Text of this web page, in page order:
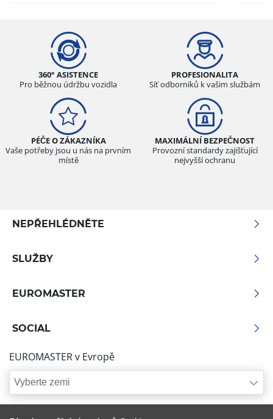
360° ASISTENCE
Pro běžnou údržbu vozidla
PROFESIONALITA
Síť odborníků k vašim službám
PÉČE O ZÁKAZNÍKA
Vaše potřeby jsou u nás na prvním
místě
MAXIMÁLNÍ BEZPEČNOST
Provozní standardy zajišťující
nejvyšší ochranu
NEPŘEHLÉDNĚTE
SLUŽBY
EUROMASTER
SOCIAL
EUROMASTER v Evropě
Vyberte zemi